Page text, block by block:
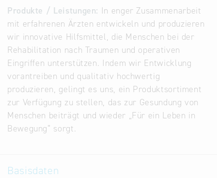
Alternative
Datenbanken
aus
Österreich
und der
Slowakei
Produkte / Leistungen: In enger Zusammenarbeit
mit erfahrenen Ärzten entwickeln und produzieren
wir innovative Hilfsmittel, die Menschen bei der
Rehabilitation nach Traumen und operativen
Eingriffen unterstützen. Indem wir Entwicklung
vorantreiben und qualitativ hochwertig
produzieren, gelingt es uns, ein Produktsortiment
zur Verfügung zu stellen, das zur Gesundung von
Menschen beiträgt und wieder „Für ein Leben in
Bewegung“ sorgt.
Basisdaten